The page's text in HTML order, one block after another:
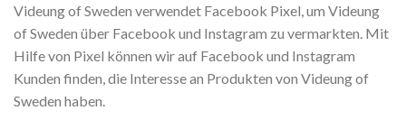
Videung of Sweden verwendet Facebook Pixel, um Videung
of Sweden über Facebook und Instagram zu vermarkten. Mit
Hilfe von Pixel können wir auf Facebook und Instagram
Kunden finden, die Interesse an Produkten von Videung of
Sweden haben.